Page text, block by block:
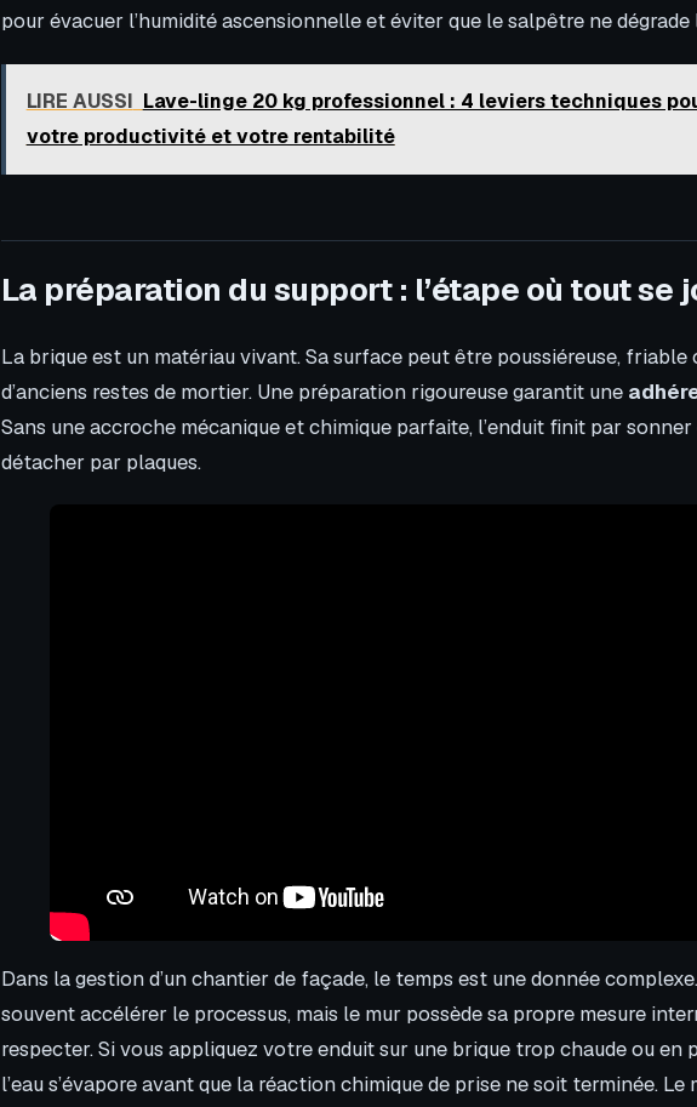
pour évacuer l’humidité ascensionnelle et éviter que le salpêtre ne
LIRE AUSSI Lave-linge 20 kg professionnel : 4 leviers techniques
votre productivité et votre rentabilité
La préparation du support : l’étape où tout se
La brique est un matériau vivant. Sa surface peut être poussiéreuse, friable
d’anciens restes de mortier. Une préparation rigoureuse garantit une
Sans une accroche mécanique et chimique parfaite, l’enduit finit par
détacher par plaques.
Dans la gestion d’un chantier de façade, le temps est une donnée
souvent accélérer le processus, mais le mur possède sa propre mesure
respecter. Si vous appliquez votre enduit sur une brique trop chaude ou en
l’eau s’évapore avant que la réaction chimique de prise ne soit terminée.